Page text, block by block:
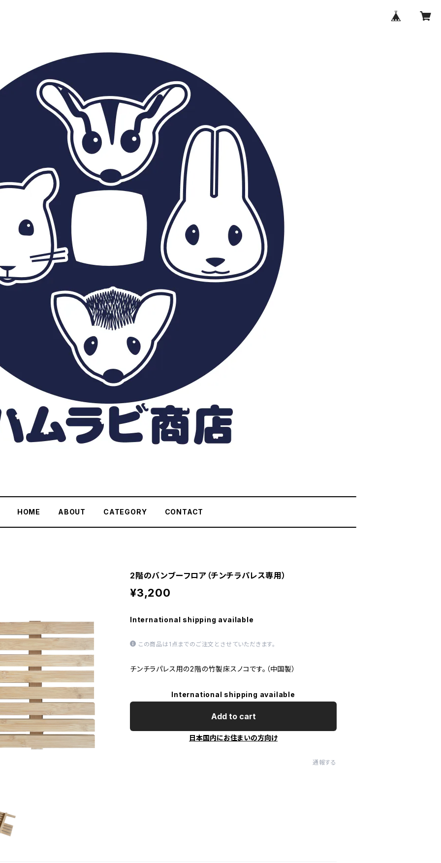
HOME ABOUT CATEGORY CONTACT
2階のバンブーフロア（チンチラパレス専用）
¥3,200
International shipping available
この商品は1点までのご注文とさせていただきます。
チンチラパレス用の2階の竹製床スノコです。（中国製）
International shipping available
Add to cart
日本国内にお住まいの方向け
通報する